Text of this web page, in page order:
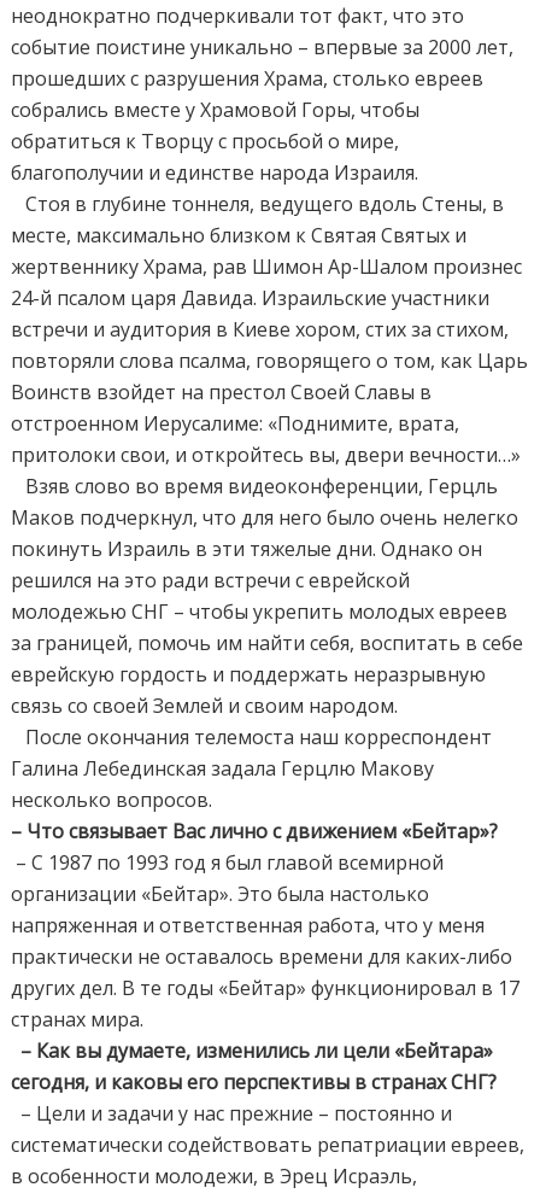
неоднократно подчеркивали тот факт, что это
событие поистине уникально – впервые за 2000 лет,
прошедших с разрушения Храма, столько евреев
собрались вместе у Храмовой Горы, чтобы
обратиться к Творцу с просьбой о мире,
благополучии и единстве народа Израиля.
Стоя в глубине тоннеля, ведущего вдоль Стены, в
месте, максимально близком к Святая Святых и
жертвеннику Храма, рав Шимон Ар-Шалом произнес
24-й псалом царя Давида. Израильские участники
встречи и аудитория в Киеве хором, стих за стихом,
повторяли слова псалма, говорящего о том, как Царь
Воинств взойдет на престол Своей Славы в
отстроенном Иерусалиме: «Поднимите, врата,
притолоки свои, и откройтесь вы, двери вечности…»
Взяв слово во время видеоконференции, Герцль
Маков подчеркнул, что для него было очень нелегко
покинуть Израиль в эти тяжелые дни. Однако он
решился на это ради встречи с еврейской
молодежью СНГ – чтобы укрепить молодых евреев
за границей, помочь им найти себя, воспитать в себе
еврейскую гордость и поддержать неразрывную
связь со своей Землей и своим народом.
После окончания телемоста наш корреспондент
Галина Лебединская задала Герцлю Макову
несколько вопросов.
– Что связывает Вас лично с движением «Бейтар»?
– С 1987 по 1993 год я был главой всемирной
организации «Бейтар». Это была настолько
напряженная и ответственная работа, что у меня
практически не оставалось времени для каких-либо
других дел. В те годы «Бейтар» функционировал в 17
странах мира.
– Как вы думаете, изменились ли цели «Бейтара»
сегодня, и каковы его перспективы в странах СНГ?
– Цели и задачи у нас прежние – постоянно и
систематически содействовать репатриации евреев,
в особенности молодежи, в Эрец Исраэль,